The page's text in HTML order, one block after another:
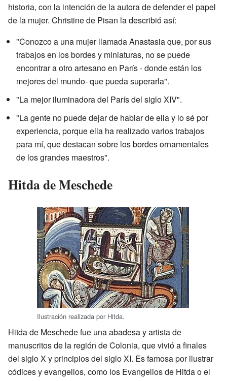
historia, con la intención de la autora de defender el papel
de la mujer. Christine de Pisan la describió así:
"Conozco a una mujer llamada Anastasia que, por sus
trabajos en los bordes y miniaturas, no se puede
encontrar a otro artesano en París - donde están los
mejores del mundo- que pueda superarla".
"La mejor iluminadora del París del siglo XIV".
"La gente no puede dejar de hablar de ella y lo sé por
experiencia, porque ella ha realizado varios trabajos
para mí, que destacan sobre los bordes ornamentales
de los grandes maestros".
Hitda de Meschede
Ilustración realizada por Hitda.
Hitda de Meschede fue una abadesa y artista de
manuscritos de la región de Colonia, que vivió a finales
del siglo X y principios del siglo XI. Es famosa por ilustrar
códices y evangelios, como los Evangelios de Hitda o el